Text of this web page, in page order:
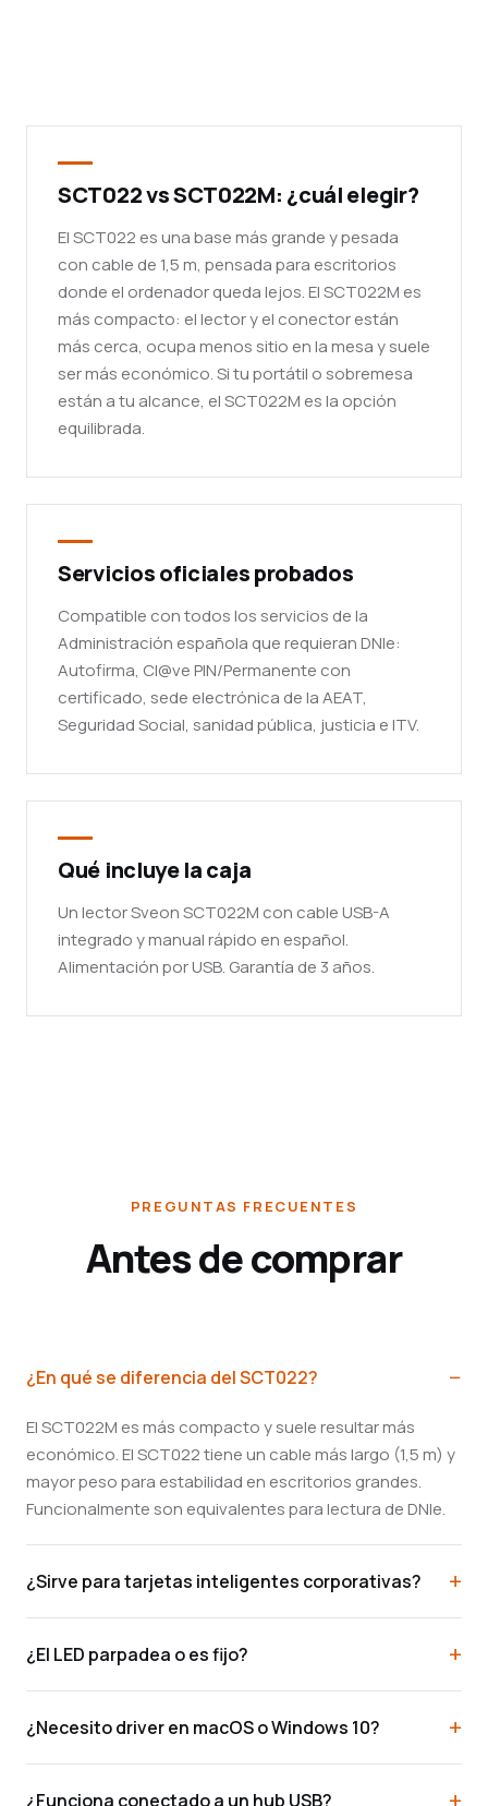
SCT022 vs SCT022M: ¿cuál elegir?
El SCT022 es una base más grande y pesada
con cable de 1,5 m, pensada para escritorios
donde el ordenador queda lejos. El SCT022M es
más compacto: el lector y el conector están
más cerca, ocupa menos sitio en la mesa y suele
ser más económico. Si tu portátil o sobremesa
están a tu alcance, el SCT022M es la opción
equilibrada.
Servicios oficiales probados
Compatible con todos los servicios de la
Administración española que requieran DNIe:
Autofirma, Cl@ve PIN/Permanente con
certificado, sede electrónica de la AEAT,
Seguridad Social, sanidad pública, justicia e ITV.
Qué incluye la caja
Un lector Sveon SCT022M con cable USB-A
integrado y manual rápido en español.
Alimentación por USB. Garantía de 3 años.
PREGUNTAS FRECUENTES
Antes de comprar
¿En qué se diferencia del SCT022?
El SCT022M es más compacto y suele resultar más
económico. El SCT022 tiene un cable más largo (1,5 m) y
mayor peso para estabilidad en escritorios grandes.
Funcionalmente son equivalentes para lectura de DNIe.
¿Sirve para tarjetas inteligentes corporativas?
¿El LED parpadea o es fijo?
¿Necesito driver en macOS o Windows 10?
¿Funciona conectado a un hub USB?